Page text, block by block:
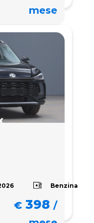
mese
Benzina
€ 398 /